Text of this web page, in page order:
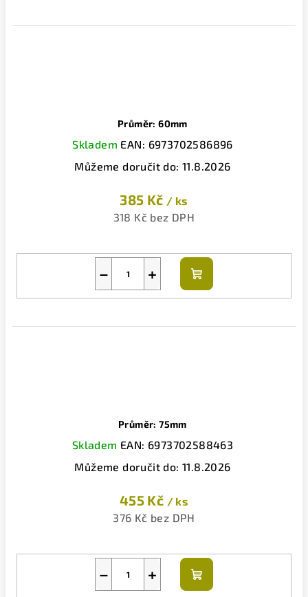
Průměr: 60mm
Skladem EAN: 6973702586896
Můžeme doručit do: 11.8.2026
385 Kč / ks
318 Kč bez DPH
+
−
Do
košíku
Průměr: 75mm
Skladem EAN: 6973702588463
Můžeme doručit do: 11.8.2026
455 Kč / ks
376 Kč bez DPH
+
−
Do
košíku